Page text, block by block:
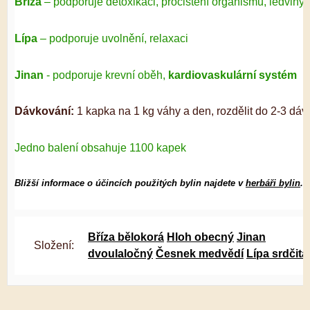
Lípa – podporuje uvolnění, relaxaci
Jinan - podporuje krevní oběh, kardiovaskulární systém
Dávkování: 1 kapka na 1 kg váhy a den, rozdělit do 2-3
Jedno balení obsahuje 1100 kapek
Bližší informace o účincích použitých bylin najdete v herbáři bylin.
Složení:
Bříza bělokorá Hloh obecný Jinan
dvoulaločný Česnek medvědí Lípa srdčitá